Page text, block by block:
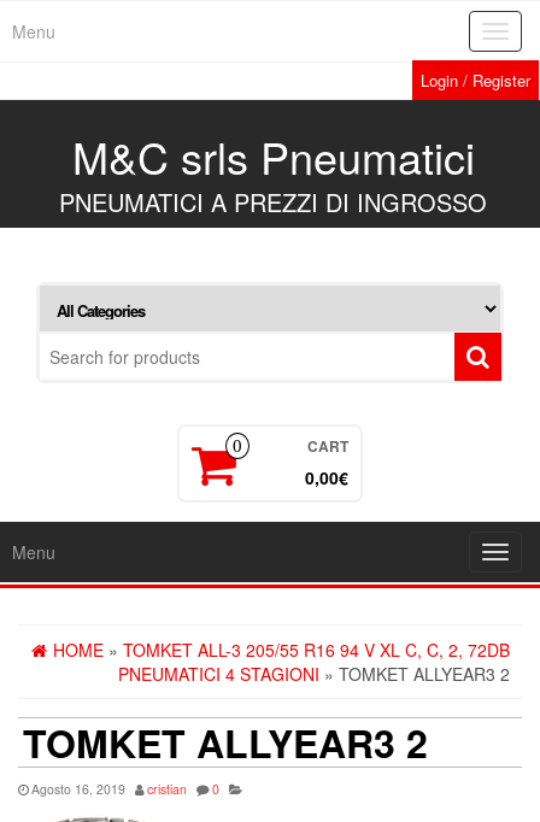
Menu
Login / Register
M&C srls Pneumatici
PNEUMATICI A PREZZI DI INGROSSO
0 CART
0,00€
Menu
HOME » TOMKET ALL-3 205/55 R16 94 V XL C, C, 2, 72DB
PNEUMATICI 4 STAGIONI » TOMKET ALLYEAR3 2
TOMKET ALLYEAR3 2
Agosto 16, 2019 cristian 0